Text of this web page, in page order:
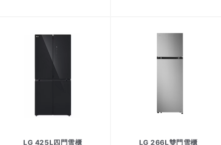
LG 425L四門雪櫃
LG 266L雙門雪櫃